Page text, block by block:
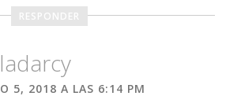
RESPONDER
5, 2018 A LAS 6:14 PM